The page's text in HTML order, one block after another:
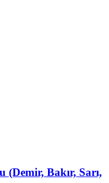
(Demir, Bakır, Sarı,